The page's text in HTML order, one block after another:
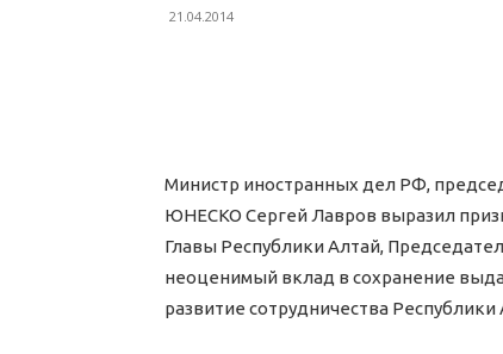
21.04.2014
Министр иностранных дел РФ,
ЮНЕСКО Сергей Лавров выразил
Главы Республики Алтай,
неоценимый вклад в сохранение
развитие сотрудничества